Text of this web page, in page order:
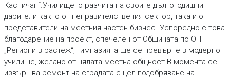
Каспичан“.Училището разчита на своите дългогодишни
дарители както от неправителствения сектор, така и от
представители на местния частен бизнес. Успоредно с това
благодарение на проект, спечелен от Общината по ОП
„Региони в растеж“, гимназията ще се превърне в модерно
училище, желано от цялата местна общност.В момента се
извършва ремонт на сградата с цел подобряване на